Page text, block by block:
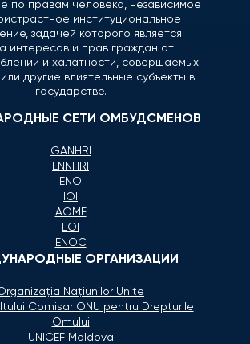
по правам человека, независимое
институциональное
задачей которого является
интересов и прав граждан от
и халатности, совершаемых
другие влиятельные субъекты в
государстве.
СЕТИ ОМБУДСМЕНОВ
GANHRI
ENNHRI
ENO
IOI
AOMF
EOI
ENOC
ОРГАНИЗАЦИИ
Naţiunilor Unite
Comisar ONU pentru Drepturile
Omului
UNICEF Moldova